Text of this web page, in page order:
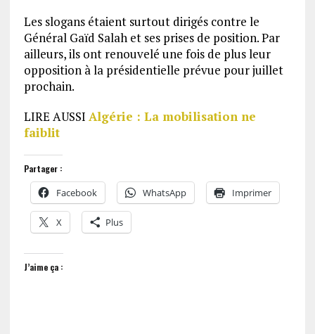
Les slogans étaient surtout dirigés contre le
Général Gaïd Salah et ses prises de position. Par
ailleurs, ils ont renouvelé une fois de plus leur
opposition à la présidentielle prévue pour juillet
prochain.
LIRE AUSSI Algérie : La mobilisation ne
faiblit
Partager :
Facebook WhatsApp Imprimer
X Plus
J’aime ça :